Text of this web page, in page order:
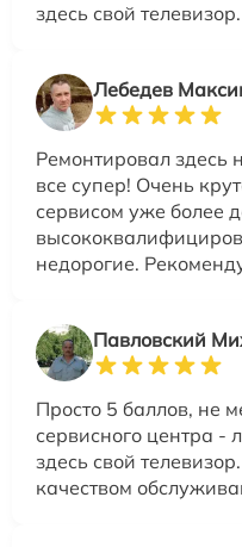
здесь свой
Лебедев
Ремонтировал здесь
все супер! Очень
сервисом уже более
недорогие.
Павловский
Просто 5 баллов, не
сервисного центра -
здесь свой
качеством